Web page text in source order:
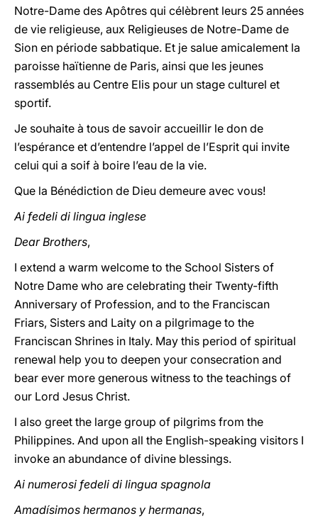
Notre-Dame des Apôtres qui célèbrent leurs 25 années
de vie religieuse, aux Religieuses de Notre-Dame de
Sion en période sabbatique. Et je salue amicalement la
paroisse haïtienne de Paris, ainsi que les jeunes
rassemblés au Centre Elis pour un stage culturel et
sportif.
Je souhaite à tous de savoir accueillir le don de
l’espérance et d’entendre l’appel de l’Esprit qui invite
celui qui a soif à boire l’eau de la vie.
Que la Bénédiction de Dieu demeure avec vous!
Ai fedeli di lingua inglese
Dear Brothers,
I extend a warm welcome to the School Sisters of
Notre Dame who are celebrating their Twenty-fifth
Anniversary of Profession, and to the Franciscan
Friars, Sisters and Laity on a pilgrimage to the
Franciscan Shrines in Italy. May this period of spiritual
renewal help you to deepen your consecration and
bear ever more generous witness to the teachings of
our Lord Jesus Christ.
I also greet the large group of pilgrims from the
Philippines. And upon all the English-speaking visitors I
invoke an abundance of divine blessings.
Ai numerosi fedeli di lingua spagnola
Amadísimos hermanos y hermanas,